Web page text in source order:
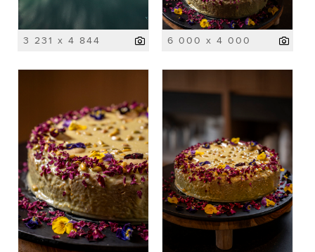
3 231 x 4 844 6 000 x 4 000